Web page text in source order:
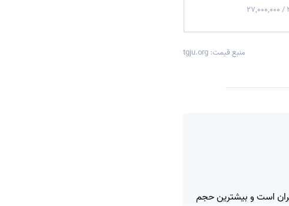
منبع قیمت: tgju.org
است و بیشترین حجم